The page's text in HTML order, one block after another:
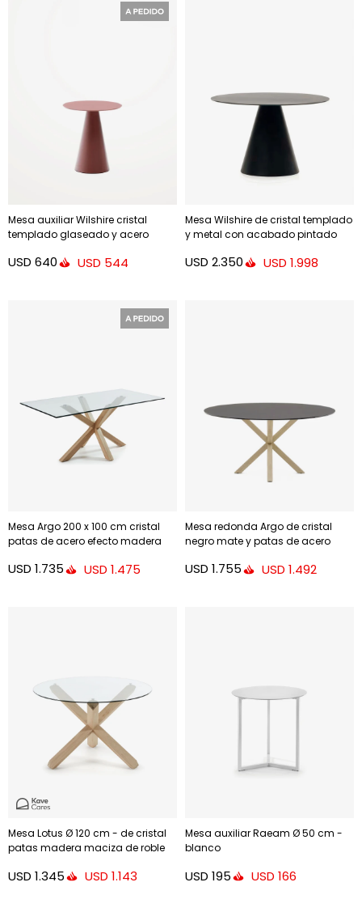
Mesa auxiliar Wilshire cristal
templado glaseado y acero
mate Ø50cm
USD 640 USD 544
Mesa Wilshire de cristal templado
y metal con acabado pintado
USD 2.350 USD 1.998
Mesa Argo 200 x 100 cm cristal
patas de acero efecto madera
USD 1.735 USD 1.475
Mesa redonda Argo de cristal
negro mate y patas de acero
USD 1.755 USD 1.492
Mesa Lotus Ø 120 cm - de cristal
patas madera maciza de roble
USD 1.345 USD 1.143
Mesa auxiliar Raeam Ø 50 cm -
blanco
USD 195 USD 166